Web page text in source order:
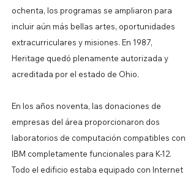
ochenta, los programas se ampliaron para
incluir aún más bellas artes, oportunidades
extracurriculares y misiones. En 1987,
Heritage quedó plenamente autorizada y
acreditada por el estado de Ohio.
En los años noventa, las donaciones de
empresas del área proporcionaron dos
laboratorios de computación compatibles con
IBM completamente funcionales para K-12.
Todo el edificio estaba equipado con Internet